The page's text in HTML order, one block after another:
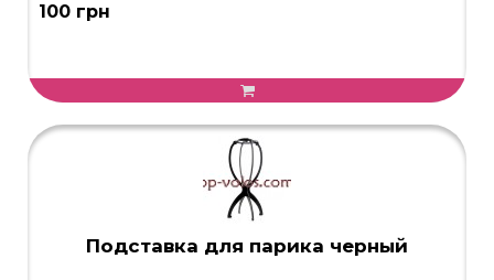
100 грн
Подставка для парика черный